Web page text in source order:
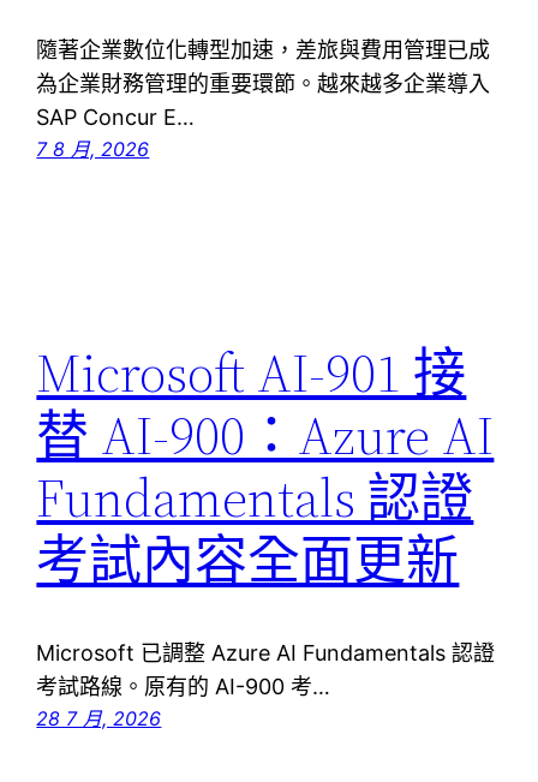
隨著企業數位化轉型加速，差旅與費用管理已成
為企業財務管理的重要環節。越來越多企業導入
SAP Concur E…
7 8 月, 2026
Microsoft AI-901 接
替 AI-900：Azure AI
Fundamentals 認證
考試內容全面更新
Microsoft 已調整 Azure AI Fundamentals 認證
考試路線。原有的 AI-900 考…
28 7 月, 2026